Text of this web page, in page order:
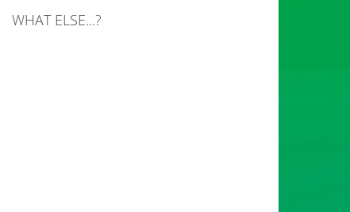
WHAT ELSE...?